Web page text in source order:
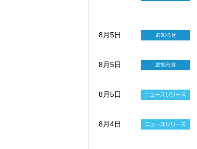
8月5日
8月5日
8月5日
8月4日